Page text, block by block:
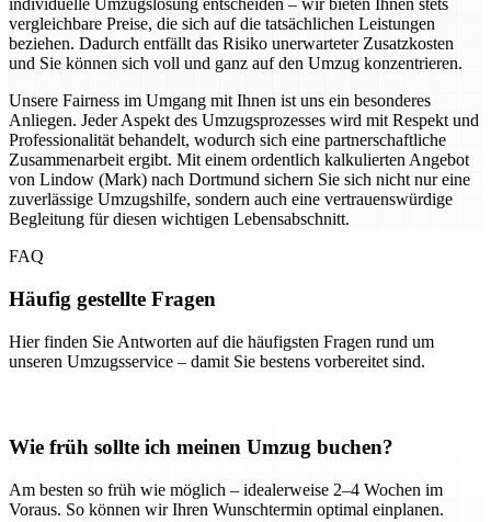
individuelle Umzugslösung entscheiden – wir bieten Ihnen stets
vergleichbare Preise, die sich auf die tatsächlichen Leistungen
beziehen. Dadurch entfällt das Risiko unerwarteter Zusatzkosten
und Sie können sich voll und ganz auf den Umzug konzentrieren.
Unsere Fairness im Umgang mit Ihnen ist uns ein besonderes
Anliegen. Jeder Aspekt des Umzugsprozesses wird mit Respekt und
Professionalität behandelt, wodurch sich eine partnerschaftliche
Zusammenarbeit ergibt. Mit einem ordentlich kalkulierten Angebot
von Lindow (Mark) nach Dortmund sichern Sie sich nicht nur eine
zuverlässige Umzugshilfe, sondern auch eine vertrauenswürdige
Begleitung für diesen wichtigen Lebensabschnitt.
FAQ
Häufig gestellte Fragen
Hier finden Sie Antworten auf die häufigsten Fragen rund um
unseren Umzugsservice – damit Sie bestens vorbereitet sind.
Wie früh sollte ich meinen Umzug buchen?
Am besten so früh wie möglich – idealerweise 2–4 Wochen im
Voraus. So können wir Ihren Wunschtermin optimal einplanen.